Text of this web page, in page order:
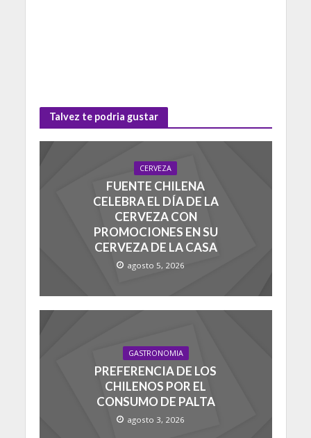
Talvez te podria gustar
CERVEZA
FUENTE CHILENA
CELEBRA EL DÍA DE LA
CERVEZA CON
PROMOCIONES EN SU
CERVEZA DE LA CASA
agosto 5, 2026
GASTRONOMIA
PREFERENCIA DE LOS
CHILENOS POR EL
CONSUMO DE PALTA
agosto 3, 2026